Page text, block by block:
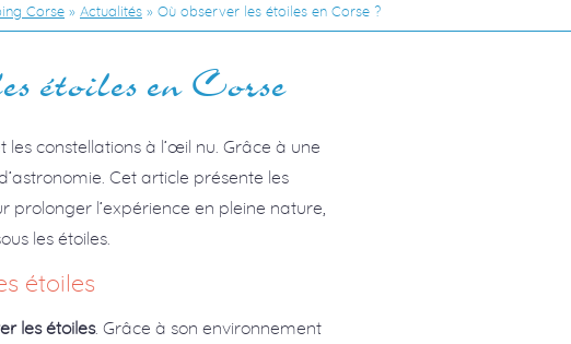
Corse » Actualités » Où observer les étoiles en Corse ?
étoiles en Corse
constellations à l’œil nu. Grâce à une
Cet article présente les
prolonger l’expérience en pleine nature,
les étoiles.
étoiles
les étoiles. Grâce à son environnement